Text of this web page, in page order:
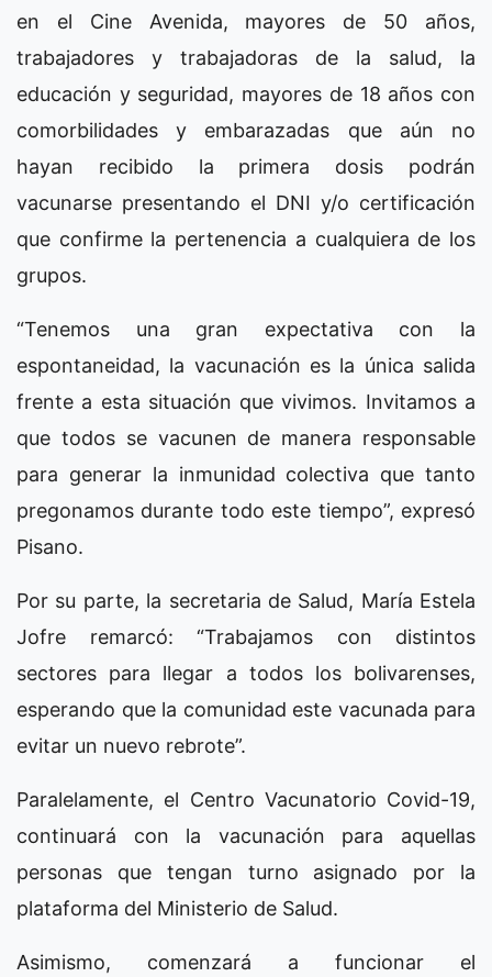
en el Cine Avenida, mayores de 50 años,
trabajadores y trabajadoras de la salud, la
educación y seguridad, mayores de 18 años con
comorbilidades y embarazadas que aún no
hayan recibido la primera dosis podrán
vacunarse presentando el DNI y/o certificación
que confirme la pertenencia a cualquiera de los
grupos.
“Tenemos una gran expectativa con la
espontaneidad, la vacunación es la única salida
frente a esta situación que vivimos. Invitamos a
que todos se vacunen de manera responsable
para generar la inmunidad colectiva que tanto
pregonamos durante todo este tiempo”, expresó
Pisano.
Por su parte, la secretaria de Salud, María Estela
Jofre remarcó: “Trabajamos con distintos
sectores para llegar a todos los bolivarenses,
esperando que la comunidad este vacunada para
evitar un nuevo rebrote”.
Paralelamente, el Centro Vacunatorio Covid-19,
continuará con la vacunación para aquellas
personas que tengan turno asignado por la
plataforma del Ministerio de Salud.
Asimismo, comenzará a funcionar el